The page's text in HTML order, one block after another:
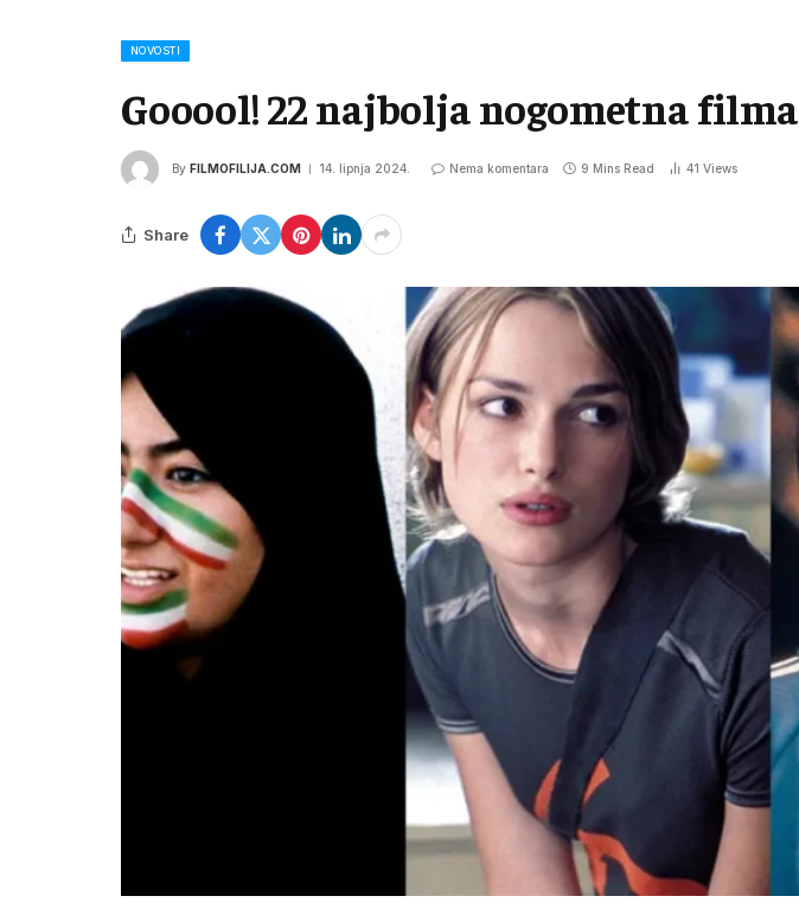
NOVOSTI
Gooool! 22 najbolja nogometna filma
By FILMOFILIJA.COM 14. lipnja 2024. Nema komentara 9 Mins Read 41 Views
Share